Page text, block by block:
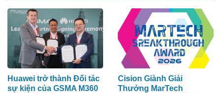
Huawei trở thành Đối tác
sự kiện của GSMA M360
Cision Giành Giải
Thưởng MarTech